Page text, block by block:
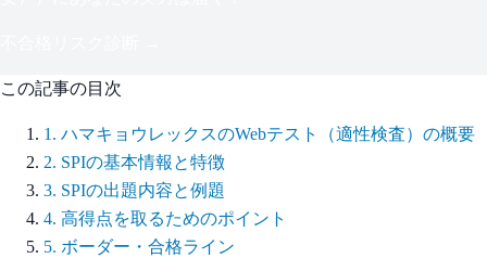
この記事の目次
1 . ハマキョウレックスのWebテスト（適性検査）の概要
2. SPIの基本情報と特徴
3. SPIの出題内容と例題
4. 高得点を取るためのポイント
5. ボーダー・合格ライン